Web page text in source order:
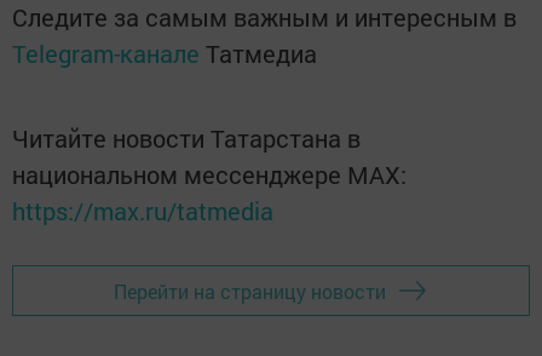
Следите за самым важным и интересным в
Telegram-канале Татмедиа
Читайте новости Татарстана в
национальном мессенджере MАХ:
https://max.ru/tatmedia
Перейти на страницу новости